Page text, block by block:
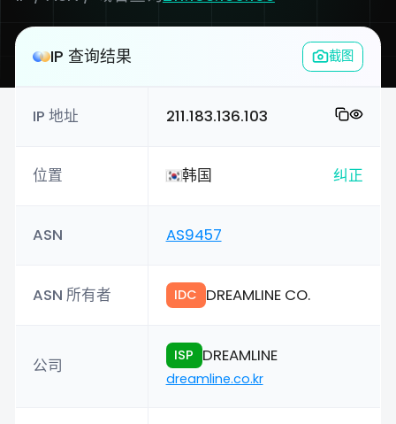
IP 查询结果 截图
IP 地址 211.183.136.103
位置 韩国 纠正
ASN AS9457
ASN 所有者 IDC DREAMLINE CO.
公司
ISP DREAMLINE
dreamline.co.kr